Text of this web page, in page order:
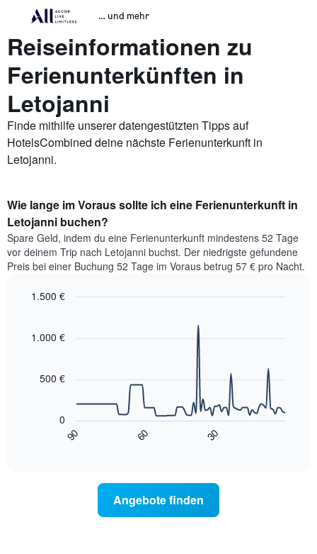
… und mehr
Reiseinformationen zu
Ferienunterkünften in
Letojanni
Finde mithilfe unserer datengestützten Tipps auf
HotelsCombined deine nächste Ferienunterkunft in
Letojanni.
Wie lange im Voraus sollte ich eine Ferienunterkunft in
Letojanni buchen?
Spare Geld, indem du eine Ferienunterkunft mindestens 52 Tage
vor deinem Trip nach Letojanni buchst. Der niedrigste gefundene
Preis bei einer Buchung 52 Tage im Voraus betrug 57 € pro Nacht.
with
Diagramm
90 60 30
0
500 €
1.000 €
1.500 €
Angebote finden